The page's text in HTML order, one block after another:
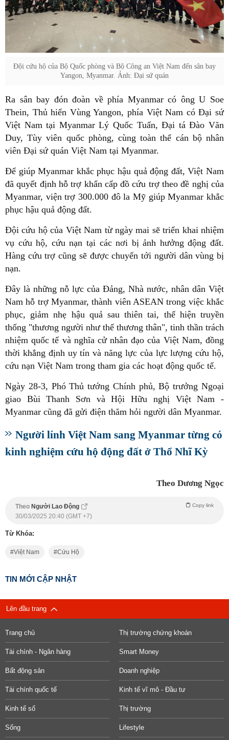
Đội cứu hộ của Bộ Quốc phòng và Bộ Công an Việt Nam đến sân bay
Yangon, Myanmar. Ảnh: Đại sứ quán
Ra sân bay đón đoàn về phía Myanmar có ông U Soe
Thein, Thủ hiến Vùng Yangon, phía Việt Nam có Đại sứ
Việt Nam tại Myanmar Lý Quốc Tuấn, Đại tá Đào Văn
Duy, Tùy viên quốc phòng, cùng toàn thể cán bộ nhân
viên Đại sứ quán Việt Nam tại Myanmar.
Để giúp Myanmar khắc phục hậu quả động đất, Việt Nam
đã quyết định hỗ trợ khẩn cấp đồ cứu trợ theo đề nghị của
Myanmar, viện trợ 300.000 đô la Mỹ giúp Myanmar khắc
phục hậu quả động đất.
Đội cứu hộ của Việt Nam từ ngày mai sẽ triển khai nhiệm
vụ cứu hộ, cứu nạn tại các nơi bị ảnh hưởng động đất.
Hàng cứu trợ cũng sẽ được chuyển tới người dân vùng bị
nạn.
Đây là những nỗ lực của Đảng, Nhà nước, nhân dân Việt
Nam hỗ trợ Myanmar, thành viên ASEAN trong việc khắc
phục, giảm nhẹ hậu quả sau thiên tai, thể hiện truyền
thống "thương người như thể thương thân", tinh thần trách
nhiệm quốc tế và nghĩa cử nhân đạo của Việt Nam, đồng
thời khẳng định uy tín và năng lực của lực lượng cứu hộ,
cứu nạn Việt Nam trong tham gia các hoạt động quốc tế.
Ngày 28-3, Phó Thủ tướng Chính phủ, Bộ trưởng Ngoại
giao Bùi Thanh Sơn và Hội Hữu nghị Việt Nam -
Myanmar cũng đã gửi điện thăm hỏi người dân Myanmar.
Người lính Việt Nam sang Myanmar từng có
kinh nghiệm cứu hộ động đất ở Thổ Nhĩ Kỳ
Theo Dương Ngọc
Theo Người Lao Động Copy link
30/03/2025 20:40 (GMT +7)
Từ Khóa:
Việt Nam Cứu Hộ
TIN MỚI CẬP NHẬT
Lên đầu trang
Trang chủ Thị trường chứng khoán
Tài chính - Ngân hàng Smart Money
Bất động sản Doanh nghiệp
Tài chính quốc tế Kinh tế vĩ mô - Đầu tư
Kinh tế số Thị trường
Sống Lifestyle